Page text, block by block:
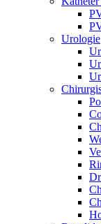
Urologie